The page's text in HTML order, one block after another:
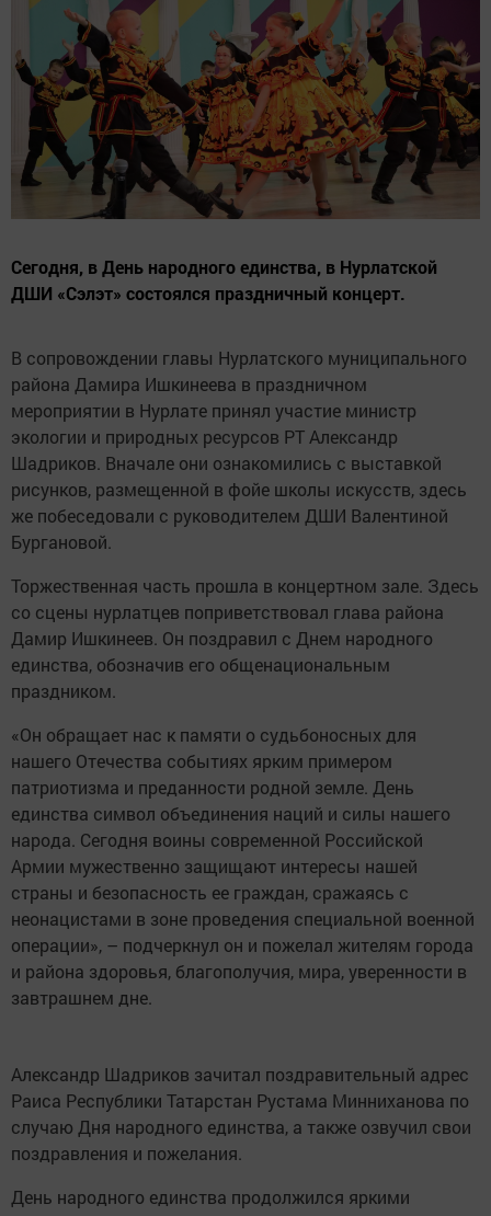
Сегодня, в День народного единства, в Нурлатской
ДШИ «Сэлэт» состоялся праздничный концерт.
В сопровождении главы Нурлатского муниципального
района Дамира Ишкинеева в праздничном
мероприятии в Нурлате принял участие министр
экологии и природных ресурсов РТ Александр
Шадриков. Вначале они ознакомились с выставкой
рисунков, размещенной в фойе школы искусств, здесь
же побеседовали с руководителем ДШИ Валентиной
Бургановой.
Торжественная часть прошла в концертном зале. Здесь
со сцены нурлатцев поприветствовал глава района
Дамир Ишкинеев. Он поздравил с Днем народного
единства, обозначив его общенациональным
праздником.
«Он обращает нас к памяти о судьбоносных для
нашего Отечества событиях ярким примером
патриотизма и преданности родной земле. День
единства символ объединения наций и силы нашего
народа. Сегодня воины современной Российской
Армии мужественно защищают интересы нашей
страны и безопасность ее граждан, сражаясь с
неонацистами в зоне проведения специальной военной
операции», – подчеркнул он и пожелал жителям города
и района здоровья, благополучия, мира, уверенности в
завтрашнем дне.
Александр Шадриков зачитал поздравительный адрес
Раиса Республики Татарстан Рустама Минниханова по
случаю Дня народного единства, а также озвучил свои
поздравления и пожелания.
День народного единства продолжился яркими